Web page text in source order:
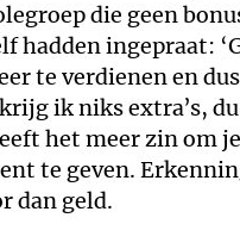
die geen
hadden ingepraat:
te verdienen en
ik niks extra’s,
het meer zin om
te geven.
dan geld.